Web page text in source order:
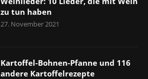
zu tun haben
27. November 2021
Kartoffel-Bohnen-Pfanne und 116
andere Kartoffelrezepte